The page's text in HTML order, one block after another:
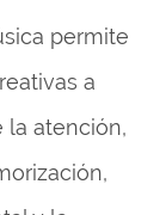
permite
a
la atención,